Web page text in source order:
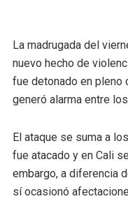
La madrugada del
nuevo hecho de
fue detonado en pleno
generó alarma entre
El ataque se suma a
fue atacado y en Cali
embargo, a diferencia
sí ocasionó